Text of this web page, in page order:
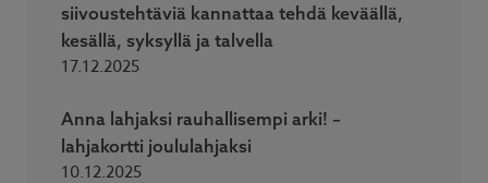
siivoustehtäviä kannattaa tehdä keväällä,
kesällä, syksyllä ja talvella
17.12.2025
Anna lahjaksi rauhallisempi arki! –
lahjakortti joululahjaksi
10.12.2025